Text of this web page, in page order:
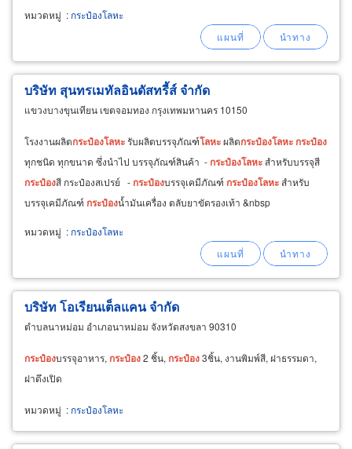
หมวดหมู่ : กระป๋องโลหะ
บริษัท สุนทรเมทัลอินดัสทรี้ส์ จำกัด
แขวงบางขุนเทียน เขตจอมทอง กรุงเทพมหานคร 10150
โรงงานผลิตกระป๋องโลหะ รับผลิตบรรจุภัณฑ์โลหะผลิตกระป๋องโลหะ กระป๋อง
ทุกชนิด ทุกขนาด ซึ่งนำไป บรรจุภัณฑ์สินค้า - กระป๋องโลหะ สำหรับบรรจุสี
กระป๋องสี กระป๋องสเปรย์ - กระป๋องบรรจุเคมีภัณฑ์ กระป๋องโลหะ สำหรับ
บรรจุเคมีภัณฑ์ กระป๋องน้ำมันเครื่อง ตลับยาขัดรองเท้า &nbsp
หมวดหมู่ : กระป๋องโลหะ
บริษัท โอเรียนเต็ลแคน จำกัด
ตำบลนาหม่อม อำเภอนาหม่อม จังหวัดสงขลา 90310
กระป๋องบรรจุอาหาร, กระป๋อง2 ชิ้น, กระป๋อง3ชิ้น, งานพิมพ์สี, ฝาธรรมดา,
ฝาดึงเปิด
หมวดหมู่ : กระป๋องโลหะ